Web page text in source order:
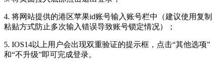
4. 将网站提供的港区苹果id账号输入账号栏中（建议使用复制
粘贴方式防止多次输入错误导致账号锁定情况）；
5. IOS14以上用户会出现双重验证的提示框，点击“其他选项”
和“不升级”即可完成登录。